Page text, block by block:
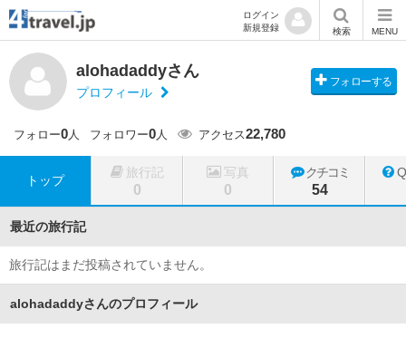
ログイン
新規登録
検索 MENU
alohadaddyさん
プロフィール
フォローする
フォロー0人 フォロワー0人 アクセス22,780
トップ
旅行記
0
写真
0
クチコミ
54
最近の旅行記
旅行記はまだ投稿されていません。
alohadaddyさんのプロフィール